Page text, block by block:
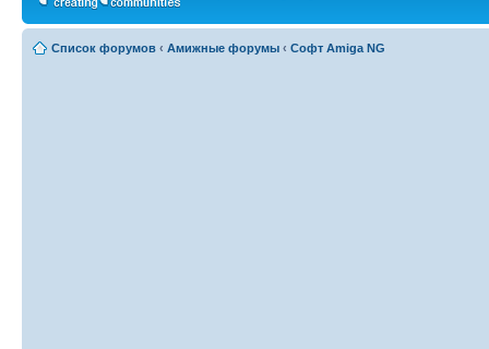
Список форумов ‹ Амижные форумы ‹ Софт Amiga NG